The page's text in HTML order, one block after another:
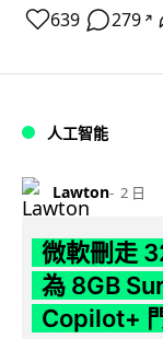
639 279 ↗
人工智能
Lawton 2 日
微軟刪走
為 8GB
Copilot+